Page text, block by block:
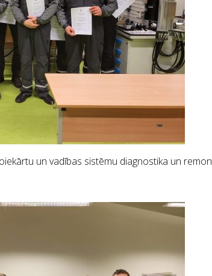
un vadības sistēmu diagnostika un